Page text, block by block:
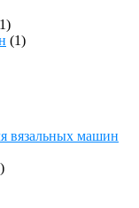
(1)
вязальных машин